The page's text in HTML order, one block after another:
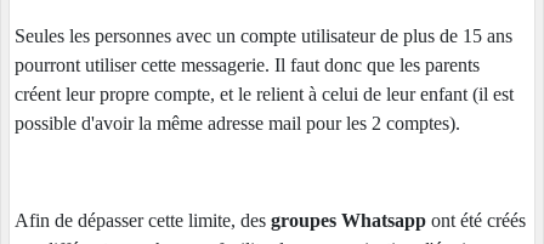
Seules les personnes avec un compte utilisateur de plus de 15 ans
pourront utiliser cette messagerie. Il faut donc que les parents
créent leur propre compte, et le relient à celui de leur enfant (il est
possible d'avoir la même adresse mail pour les 2 comptes).
Afin de dépasser cette limite, des groupes Whatsapp ont été créés